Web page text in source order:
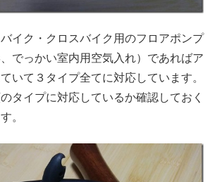
イク・クロスバイク用のフロアポンプ
、でっかい室内用空気入れ）であればア
いて３タイプ全てに対応しています。
タイプに対応しているか確認しておく
。